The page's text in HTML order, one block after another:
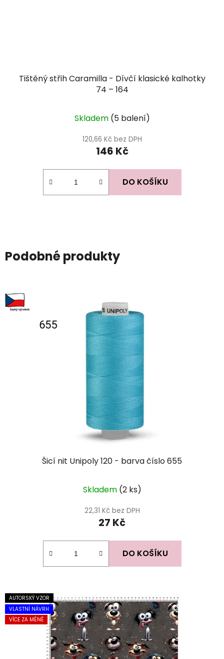
Tištěný střih Caramilla - Dívčí klasické kalhotky
74 – 164
Skladem (5 balení)
120,66 Kč bez DPH
146 Kč
DO KOŠÍKU
Podobné produkty
Šicí nit Unipoly 120 - barva číslo 655
Skladem (2 ks)
22,31 Kč bez DPH
27 Kč
DO KOŠÍKU
AUTORSKÝ VZOR
VLASTNÍ NÁVRH
VÍCE ZA MÉNĚ